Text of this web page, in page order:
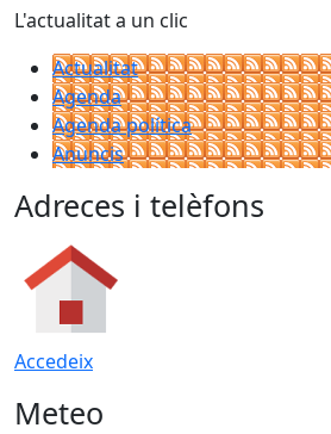
L'actualitat a un clic
Actualitat
Agenda
Agenda política
Anuncis
Adreces i telèfons
Accedeix
Meteo